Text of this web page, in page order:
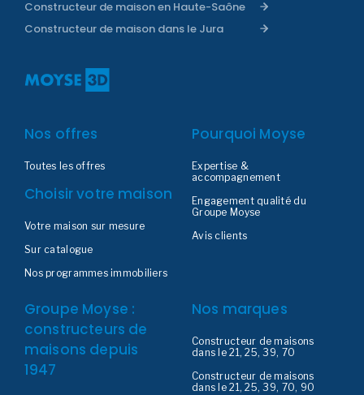
Constructeur de maison en Haute-Saône
Constructeur de maison dans le Jura
Nos offres
Toutes les offres
Choisir votre maison
Votre maison sur mesure
Sur catalogue
Nos programmes immobiliers
Pourquoi Moyse
Expertise &
accompagnement
Engagement qualité du
Groupe Moyse
Avis clients
Groupe Moyse :
constructeurs de
maisons depuis
1947
Nos marques
Constructeur de maisons
dans le 21, 25, 39, 70
Constructeur de maisons
dans le 21, 25, 39, 70, 90